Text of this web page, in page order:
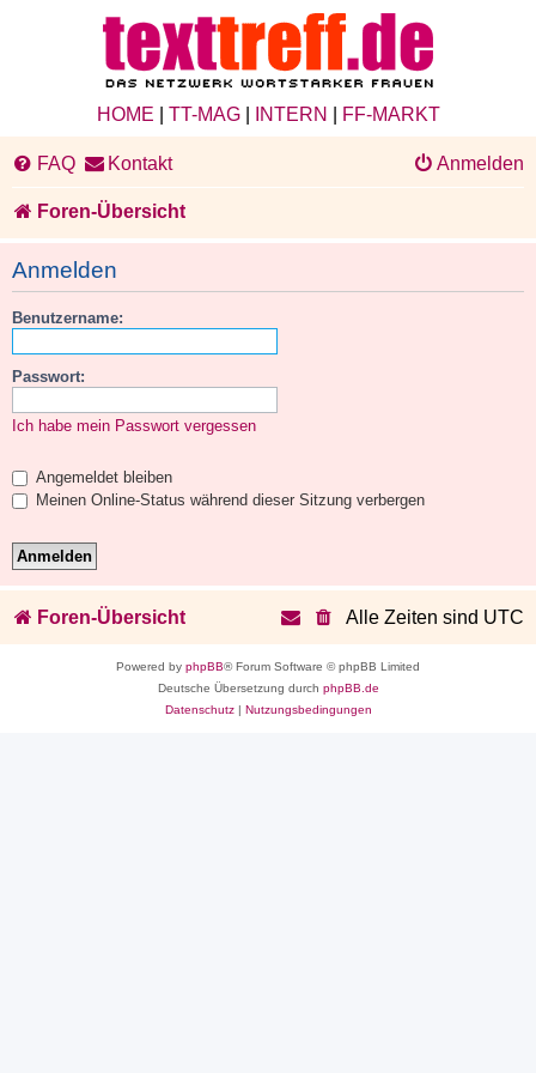
HOME TT-MAG| INTERN FF-MARKT
FAQ Kontakt Anmelden
Foren-Übersicht
Anmelden
Benutzername:
Passwort:
Ich habe mein Passwort vergessen
Angemeldet bleiben
Meinen Online-Status während dieser Sitzung verbergen
Foren-Übersicht Alle Zeiten sind UTC
Powered by phpBB® Forum Software © phpBB Limited
Deutsche Übersetzung durch phpBB.de
Datenschutz| Nutzungsbedingungen